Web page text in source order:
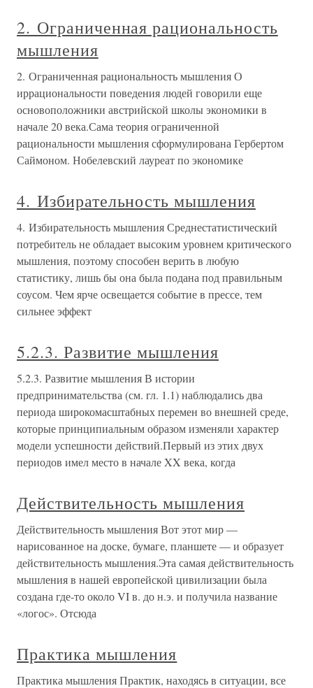
2. Ограниченная рациональность
мышления
2. Ограниченная рациональность мышления О
иррациональности поведения людей говорили еще
основоположники австрийской школы экономики в
начале 20 века.Сама теория ограниченной
рациональности мышления сформулирована Гербертом
Саймоном. Нобелевский лауреат по экономике
4. Избирательность мышления
4. Избирательность мышления Среднестатистический
потребитель не обладает высоким уровнем критического
мышления, поэтому способен верить в любую
статистику, лишь бы она была подана под правильным
соусом. Чем ярче освещается событие в прессе, тем
сильнее эффект
5.2.3. Развитие мышления
5.2.3. Развитие мышления В истории
предпринимательства (см. гл. 1.1) наблюдались два
периода широкомасштабных перемен во внешней среде,
которые принципиальным образом изменяли характер
модели успешности действий.Первый из этих двух
периодов имел место в начале XX века, когда
Действительность мышления
Действительность мышления Вот этот мир —
нарисованное на доске, бумаге, планшете — и образует
действительность мышления.Эта самая действительность
мышления в нашей европейской цивилизации была
создана где-то около VI в. до н.э. и получила название
«логос». Отсюда
Практика мышления
Практика мышления Практик, находясь в ситуации, все